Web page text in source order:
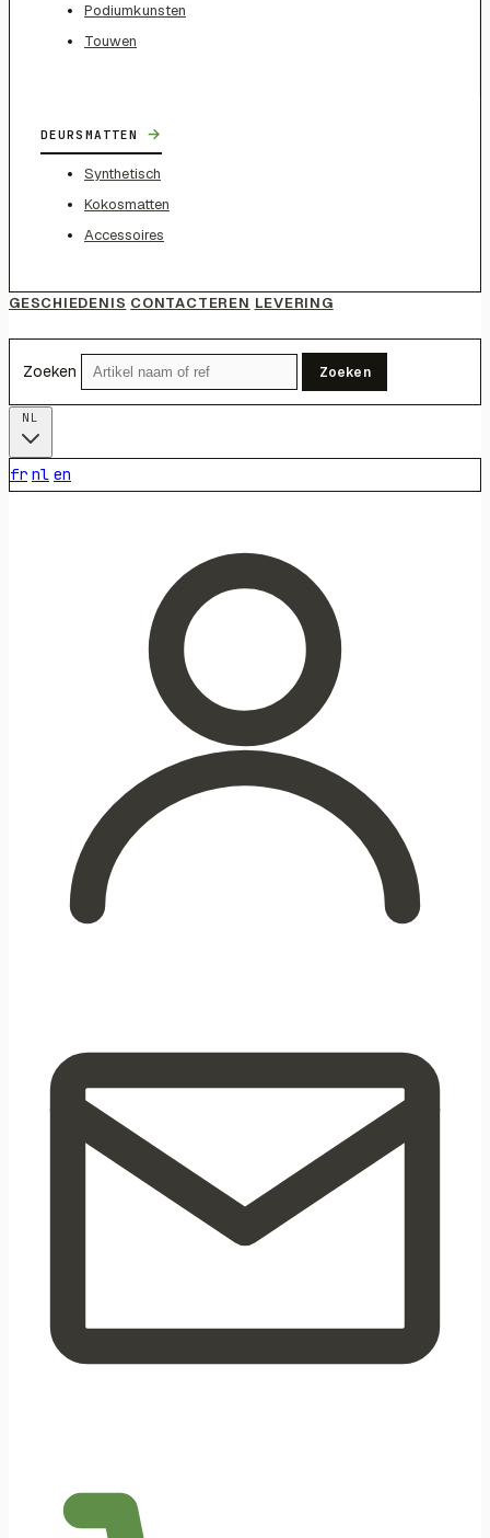
Podiumkunsten
Touwen
DEURSMATTEN →
Synthetisch
Kokosmatten
Accessoires
GESCHIEDENIS CONTACTEREN LEVERING
Zoeken Zoeken
fr nl en